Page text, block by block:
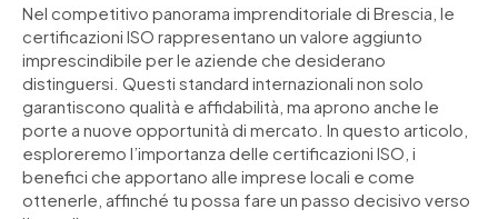
Nel competitivo panorama imprenditoriale di Brescia, le
certificazioni ISO rappresentano un valore aggiunto
imprescindibile per le aziende che desiderano
distinguersi. Questi standard internazionali non solo
garantiscono qualità e affidabilità, ma aprono anche le
porte a nuove opportunità di mercato. In questo articolo,
esploreremo l’importanza delle certificazioni ISO, i
benefici che apportano alle imprese locali e come
ottenerle, affinché tu possa fare un passo decisivo verso